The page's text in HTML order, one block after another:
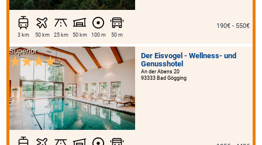
3 km 50 km 25 km 50 km 100 m 50 m
190€ - 550€
Der Eisvogel - Wellness- und
Genusshotel
An der Abens 20
93333 Bad Gögging
Superior